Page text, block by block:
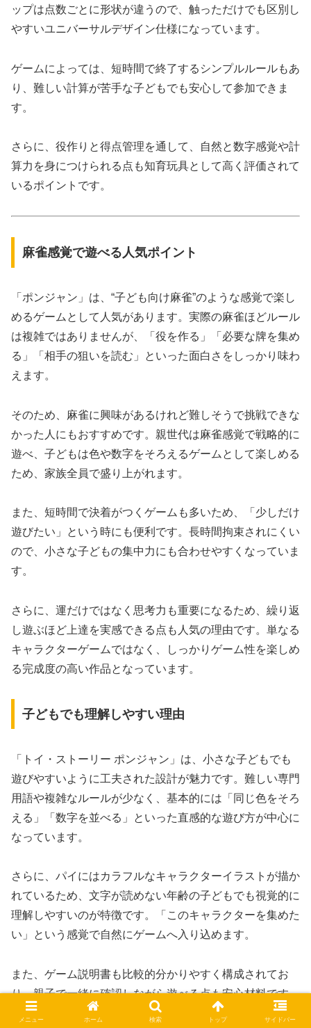
ップは点数ごとに形状が違うので、触っただけでも区別し
やすいユニバーサルデザイン仕様になっています。
ゲームによっては、短時間で終了するシンプルルールもあ
り、難しい計算が苦手な子どもでも安心して参加できま
す。
さらに、役作りと得点管理を通して、自然と数字感覚や計
算力を身につけられる点も知育玩具として高く評価されて
いるポイントです。
麻雀感覚で遊べる人気ポイント
「ポンジャン」は、“子ども向け麻雀”のような感覚で楽し
めるゲームとして人気があります。実際の麻雀ほどルール
は複雑ではありませんが、「役を作る」「必要な牌を集め
る」「相手の狙いを読む」といった面白さをしっかり味わ
えます。
そのため、麻雀に興味があるけれど難しそうで挑戦できな
かった人にもおすすめです。親世代は麻雀感覚で戦略的に
遊べ、子どもは色や数字をそろえるゲームとして楽しめる
ため、家族全員で盛り上がれます。
また、短時間で決着がつくゲームも多いため、「少しだけ
遊びたい」という時にも便利です。長時間拘束されにくい
ので、小さな子どもの集中力にも合わせやすくなっていま
す。
さらに、運だけではなく思考力も重要になるため、繰り返
し遊ぶほど上達を実感できる点も人気の理由です。単なる
キャラクターゲームではなく、しっかりゲーム性を楽しめ
る完成度の高い作品となっています。
子どもでも理解しやすい理由
「トイ・ストーリー ポンジャン」は、小さな子どもでも
遊びやすいように工夫された設計が魅力です。難しい専門
用語や複雑なルールが少なく、基本的には「同じ色をそろ
える」「数字を並べる」といった直感的な遊び方が中心に
なっています。
さらに、パイにはカラフルなキャラクターイラストが描か
れているため、文字が読めない年齢の子どもでも視覚的に
理解しやすいのが特徴です。「このキャラクターを集めた
い」という感覚で自然にゲームへ入り込めます。
また、ゲーム説明書も比較的分かりやすく構成されてお
り、親子で一緒に確認しながら遊べる点も安心材料です。
短時間で遊べるゲームも多いため、集中力が続きにくい子
メニュー ホーム 検索 トップ サイドバー